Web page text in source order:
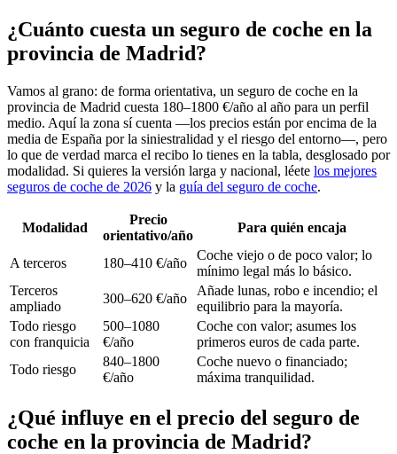
¿Cuánto cuesta un seguro de coche en la
provincia de Madrid?
Vamos al grano: de forma orientativa, un seguro de coche en la
provincia de Madrid cuesta 180–1800 €/año al año para un perfil
medio. Aquí la zona sí cuenta —los precios están por encima de la
media de España por la siniestralidad y el riesgo del entorno—, pero
lo que de verdad marca el recibo lo tienes en la tabla, desglosado por
modalidad. Si quieres la versión larga y nacional, léete los mejores
seguros de coche de 2026 y la guía del seguro de coche.
Modalidad
Precio
orientativo/año
Para quién encaja
A terceros 180–410 €/año
Coche viejo o de poco valor; lo
mínimo legal más lo básico.
Terceros
ampliado
300–620 €/año
Añade lunas, robo e incendio; el
equilibrio para la mayoría.
Todo riesgo
con franquicia
500–1080
€/año
Coche con valor; asumes los
primeros euros de cada parte.
Todo riesgo
840–1800
€/año
Coche nuevo o financiado;
máxima tranquilidad.
¿Qué influye en el precio del seguro de
coche en la provincia de Madrid?